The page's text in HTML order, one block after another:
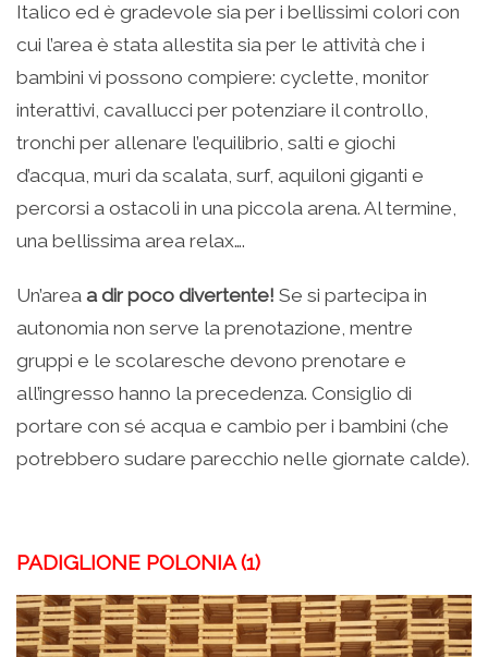
Italico ed è gradevole sia per i bellissimi colori con
cui l’area è stata allestita sia per le attività che i
bambini vi possono compiere: cyclette, monitor
interattivi, cavallucci per potenziare il controllo,
tronchi per allenare l’equilibrio, salti e giochi
d’acqua, muri da scalata, surf, aquiloni giganti e
percorsi a ostacoli in una piccola arena. Al termine,
una bellissima area relax….
Un’area a dir poco divertente! Se si partecipa in
autonomia non serve la prenotazione, mentre
gruppi e le scolaresche devono prenotare e
all’ingresso hanno la precedenza. Consiglio di
portare con sé acqua e cambio per i bambini (che
potrebbero sudare parecchio nelle giornate calde).
PADIGLIONE POLONIA (1)